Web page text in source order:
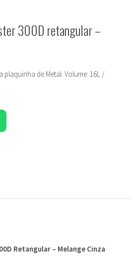
300D retangular –
plaquinha de Metal. Volume: 16L /
Retangular – Melange Cinza